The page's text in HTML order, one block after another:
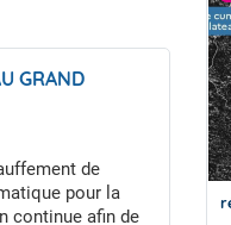
GRAND
de
pour la
continue afin de
de prévision